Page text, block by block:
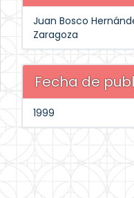
Juan Bosco
Zaragoza
Fecha de
1999